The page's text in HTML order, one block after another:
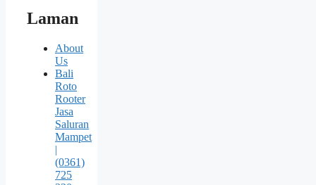
Laman
About
Us
Bali
Roto
Rooter
Jasa
Saluran
Mampet
|
(0361)
725